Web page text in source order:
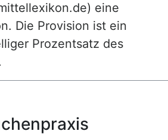
eine
Die Provision ist ein
Prozentsatz des